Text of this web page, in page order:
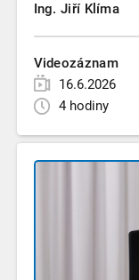
Ing. Jiří Klíma
Videozáznam
16.6.2026
4 hodiny